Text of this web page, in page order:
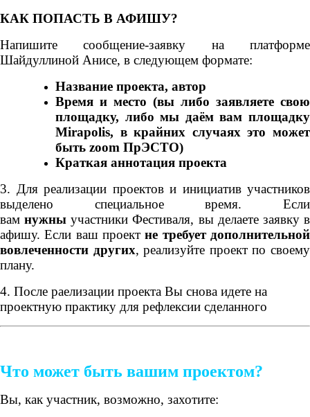
КАК ПОПАСТЬ В АФИШУ?
Напишите сообщение-заявку на платформе
Шайдуллиной Анисе, в следующем формате:
Название проекта, автор
Время и место (вы либо заявляете свою
площадку, либо мы даём вам площадку
Mirapolis, в крайних случаях это может
быть zoom ПрЭСТО)
Краткая аннотация проекта
3. Для реализации проектов и инициатив участников
выделено специальное время. Если
вамнужны участники Фестиваля, вы делаете заявку в
афишу. Если ваш проектне требует дополнительной
вовлеченности других, реализуйте проект по своему
плану.
4. После раелизации проекта Вы снова идете на
проектную практику для рефлексии сделанного
Что может быть вашим проектом?
Вы, как участник, возможно, захотите: